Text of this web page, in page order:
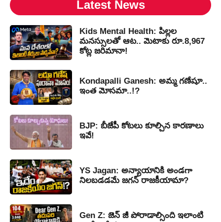
Latest News
Kids Mental Health: పిల్లల
మనస్సులతో ఆట.. మెటాకు రూ.8,967
కోట్ల జరిమానా!
Kondapalli Ganesh: అమ్మ గణేషూ..
ఇంత మోసమా..!?
BJP: బీజేపీ కోటలు కూల్చిన కారణాలు
ఇవే!
YS Jagan: అన్యాయానికి అండగా
నిలబడడమే జగన్ రాజకీయామా?
Gen Z: జెన్ జీ పోరాడాల్సింది ఇలాంటి